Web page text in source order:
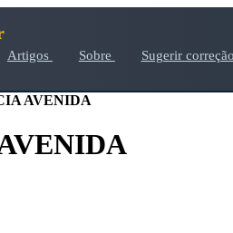
Artigos Sobre Sugerir
AVENIDA